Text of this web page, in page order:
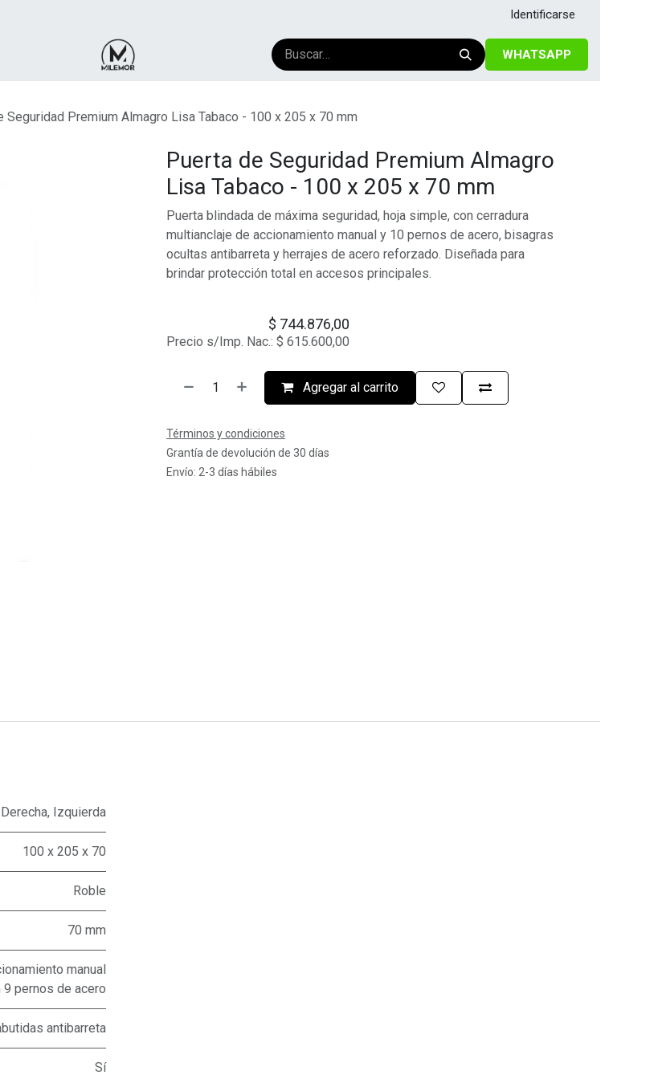
Identificarse
WHATSAPP
Seguridad Premium Almagro Lisa Tabaco - 100 x 205 x 70 mm
Puerta de Seguridad Premium Almagro
Lisa Tabaco - 100 x 205 x 70 mm
Puerta blindada de máxima seguridad, hoja simple, con cerradura
multianclaje de accionamiento manual y 10 pernos de acero, bisagras
ocultas antibarreta y herrajes de acero reforzado. Diseñada para
brindar protección total en accesos principales.
$ 744.876,00
Precio s/Imp. Nac.: $ 615.600,00
Agregar al carrito
Términos y condiciones
Grantía de devolución de 30 días
Envío: 2-3 días hábiles
Derecha, Izquierda
100 x 205 x 70
Roble
70 mm
manual
9 pernos de acero
antibarreta
Sí